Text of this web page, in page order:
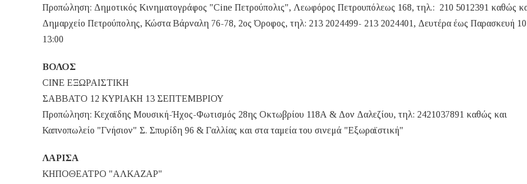
Προπώληση: Δημοτικός Κινηματογράφος "Cine Πετρούπολις", Λεωφόρος Πετρουπόλεως 168, τηλ.: 210 5012391 καθώς
Δημαρχείο Πετρούπολης, Κώστα Βάρναλη 76-78, 2ος Όροφος, τηλ: 213 2024499- 213 2024401, Δευτέρα έως Παρασκευή
13:00
ΒΟΛΟΣ
CINE ΕΞΩΡΑΙΣΤΙΚΗ
ΣΑΒΒΑΤΟ 12 ΚΥΡΙΑΚΗ 13 ΣΕΠΤΕΜΒΡΙΟΥ
Προπώληση: Κεχαϊδης Μουσική-Ήχος-Φωτισμός 28ης Οκτωβρίου 118Α & Δον Δαλεζίου, τηλ: 2421037891 καθώς και
Καπνοπωλείο "Γνήσιον" Σ. Σπυρίδη 96 & Γαλλίας και στα ταμεία του σινεμά "Εξωραϊστική"
ΛΑΡΙΣΑ
ΚΗΠΟΘΕΑΤΡΟ "ΑΛΚΑΖΑΡ"